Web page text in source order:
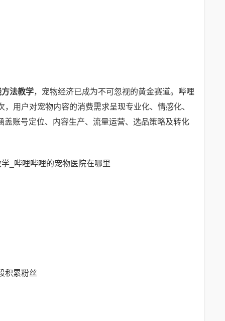
法教学，宠物经济已成为不可忽视的黄金赛道。哔哩
用户对宠物内容的消费需求呈现专业化、情感化、
账号定位、内容生产、流量运营、选品策略及转化
积累粉丝